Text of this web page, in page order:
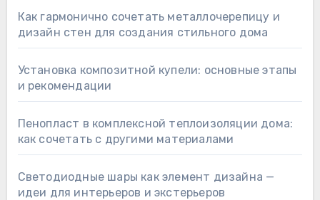
Как гармонично сочетать металлочерепицу и
дизайн стен для создания стильного дома
Установка композитной купели: основные этапы
и рекомендации
Пенопласт в комплексной теплоизоляции дома:
как сочетать с другими материалами
Светодиодные шары как элемент дизайна —
идеи для интерьеров и экстерьеров